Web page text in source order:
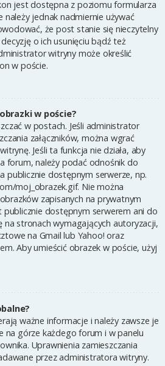
jest dostępna z poziomu formularza
jednak nadmiernie używać
że post stanie się nieczytelny
o ich usunięciu bądź też
witryny może określić
w poście.
w poście?
w postach. Jeśli administrator
załączników, można wgrać
Jeśli ta funkcja nie działa, aby
forum, należy podać odnośnik do
publicznie dostępnym serwerze, np.
moj_obrazek.gif. Nie można
zapisanych na prywatnym
dostępnym serwerem ani do
na stronach wymagających autoryzacji,
na Gmail lub Yahoo! oraz
Aby umieścić obrazek w poście, użyj
ważne informacje i należy zawsze je
na górze każdego forum i w panelu
Uprawnienia zamieszczania
przez administratora witryny.